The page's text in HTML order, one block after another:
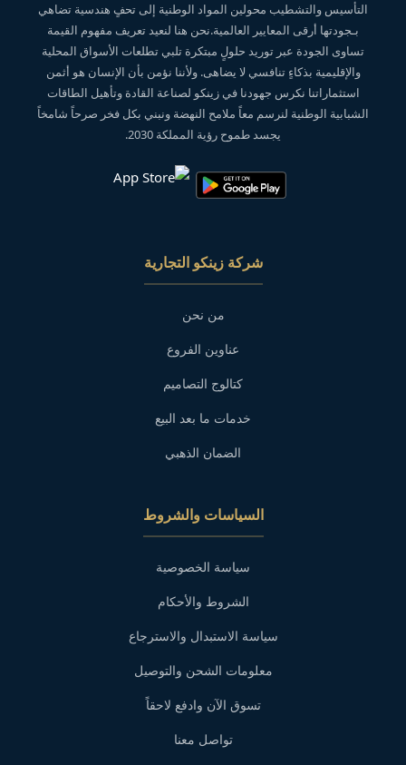
التأسيس والتشطيب محولين المواد الوطنية إلى تحفٍ هندسية تضاهي
بـجودتها أرقى المعايير العالمية.نحن هنا لنعيد تعريف مفهوم القيمة
تساوى الجودة عبر توريد حلولٍ مبتكرة تلبي تطلعات الأسواق المحلية
والإقليمية بذكاءٍ تنافسي لا يضاهى. ولأننا نؤمن بأن الإنسان هو أثمن
استثماراتنا نكرس جهودنا في زينكو لصناعة القادة وتأهيل الطاقات
الشبابية الوطنية لنرسم معاً ملامح النهضة ونبني بكل فخر صرحاً شامخاً
يجسد طموح رؤية المملكة 2030.
شركة زينكو التجارية
من نحن
عناوين الفروع
كتالوج التصاميم
خدمات ما بعد البيع
الضمان الذهبي
السياسات والشروط
سياسة الخصوصية
الشروط والأحكام
سياسة الاستبدال والاسترجاع
معلومات الشحن والتوصيل
تسوق الآن وادفع لاحقاً
تواصل معنا